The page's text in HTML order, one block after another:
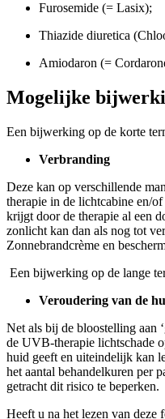
Furosemide (= Lasix);
Thiazide diuretica
Amiodaron (=
Mogelijke
Een bijwerking op de korte
Verbranding
Deze kan op verschillende
therapie in de lichtcabine en/
krijgt door de therapie al een
zonlicht kan dan als nog tot
Zonnebrandcrème en
Een bijwerking op de lange
Veroudering van de
Net als bij de bloostelling aan
de UVB-therapie lichtschade
huid geeft en uiteindelijk kan
het aantal behandelkuren per
getracht dit risico te beperken.
Heeft u na het lezen van deze